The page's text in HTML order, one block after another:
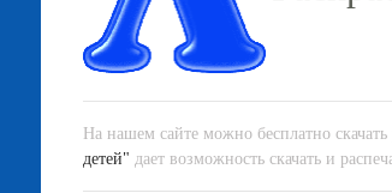
На нашем сайте можно бесплатно
детей" дает возможность скачать и